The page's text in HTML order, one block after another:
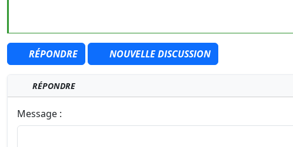
RÉPONDRE NOUVELLE DISCUSSION
RÉPONDRE
Message :